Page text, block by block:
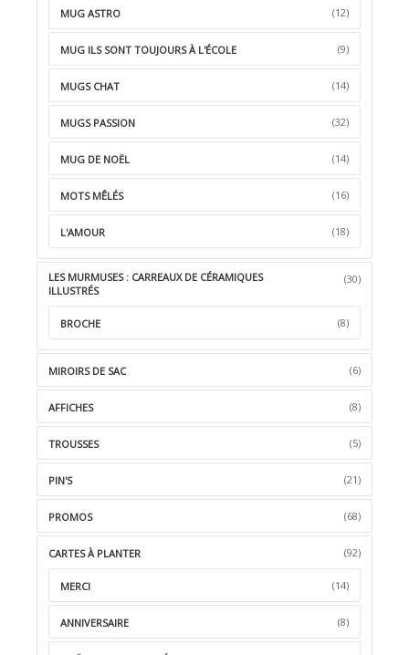
MUG ASTRO (12)
MUG ILS SONT TOUJOURS À L'ÉCOLE (9)
MUGS CHAT (14)
MUGS PASSION (32)
MUG DE NOËL (14)
MOTS MÊLÉS (16)
L'AMOUR (18)
LES MURMUSES : CARREAUX DE CÉRAMIQUES
ILLUSTRÉS
(30)
BROCHE (8)
MIROIRS DE SAC (6)
AFFICHES (8)
TROUSSES (5)
PIN'S (21)
PROMOS (68)
CARTES À PLANTER (92)
MERCI (14)
ANNIVERSAIRE (8)